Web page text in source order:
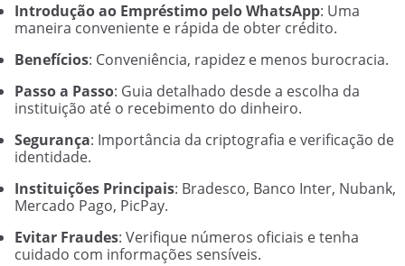
Introdução ao Empréstimo pelo WhatsApp: Uma
maneira conveniente e rápida de obter crédito.
Benefícios: Conveniência, rapidez e menos burocracia.
Passo a Passo: Guia detalhado desde a escolha da
instituição até o recebimento do dinheiro.
Segurança: Importância da criptografia e verificação de
identidade.
Instituições Principais: Bradesco, Banco Inter, Nubank,
Mercado Pago, PicPay.
Evitar Fraudes: Verifique números oficiais e tenha
cuidado com informações sensíveis.